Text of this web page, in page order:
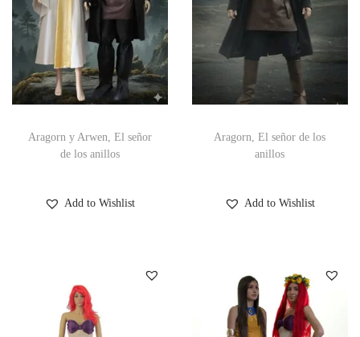
Aragorn y Arwen, El señor
de los anillos
Add to Wishlist
Aragorn, El señor de los
anillos
Add to Wishlist